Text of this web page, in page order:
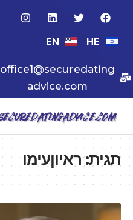
HE
EN
office1@securedating
advice.com
תגית:ראיוןעימו